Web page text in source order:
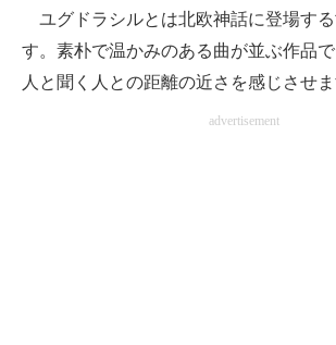
ユグドラシルとは北欧神話に登場す
す。素朴で温かみのある曲が並ぶ作品
人と聞く人との距離の近さを感じさせま
advertisement